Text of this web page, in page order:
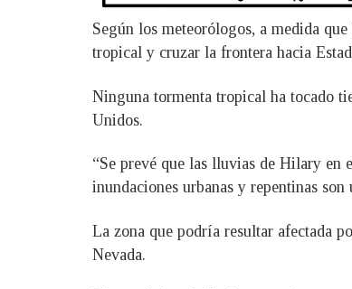
Según los meteorólogos, a medida
tropical y cruzar la frontera hacia
Ninguna tormenta tropical ha tocado
Unidos.
“Se prevé que las lluvias de Hilary en
inundaciones urbanas y repentinas
La zona que podría resultar afectada
Nevada.